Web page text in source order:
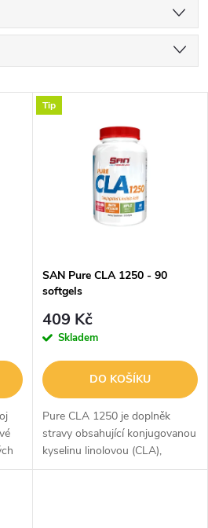
Tip
SAN Pure CLA 1250 - 90
softgels
409 Kč
Skladem
DO KOŠÍKU
Pure CLA 1250 je doplněk
stravy obsahující konjugovanou
kyselinu linolovou (CLA),
přirozeně se vyskytující